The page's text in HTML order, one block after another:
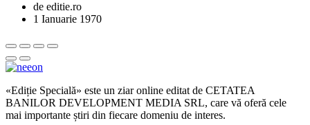
de editie.ro
1 Ianuarie 1970
«Ediție Specială» este un ziar online editat de CETATEA
BANILOR DEVELOPMENT MEDIA SRL, care vă oferă cele
mai importante știri din fiecare domeniu de interes.